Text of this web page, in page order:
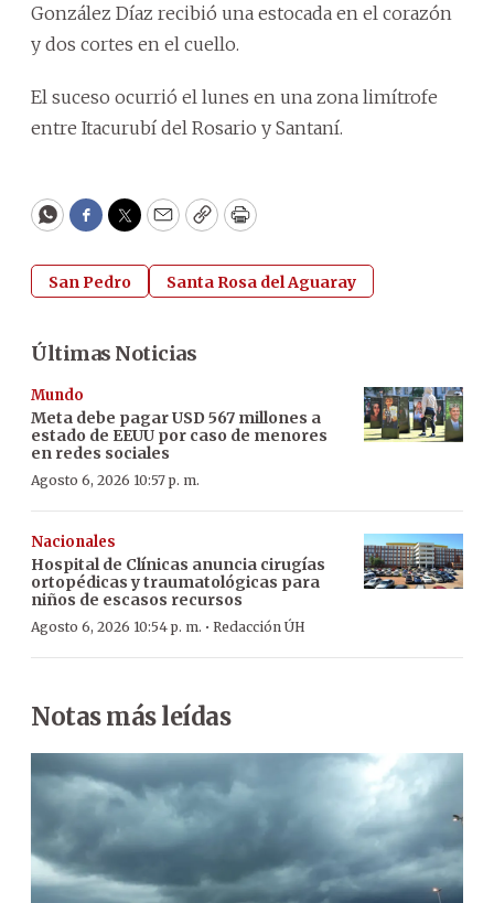
González Díaz recibió una estocada en el corazón
y dos cortes en el cuello.
El suceso ocurrió el lunes en una zona limítrofe
entre Itacurubí del Rosario y Santaní.
WhatsApp
Facebook
Twitter
EmailCopyPrint
San Pedro Santa Rosa del Aguaray
Últimas Noticias
Mundo
Meta debe pagar USD 567 millones a
estado de EEUU por caso de menores
en redes sociales
Agosto 6, 2026 10:57 p. m.
Nacionales
Hospital de Clínicas anuncia cirugías
ortopédicas y traumatológicas para
niños de escasos recursos
Agosto 6, 2026 10:54 p. m. · Redacción ÚH
Notas más leídas